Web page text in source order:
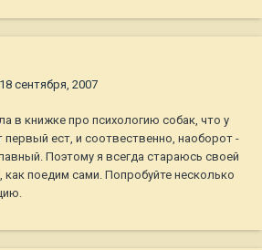
18 сентября, 2007
в книжке про психологию собак, что у
первый ест, и соотвественно, наоборот -
Поэтому я всегда стараюсь своей
как поедим сами. Попробуйте несколько